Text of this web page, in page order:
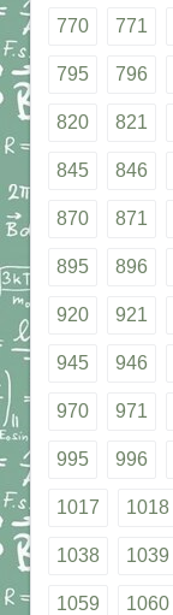
770 771
795 796
820 821
845 846
870 871
895 896
920 921
945 946
970 971
995 996
1017 1018
1038 1039
1059 1060